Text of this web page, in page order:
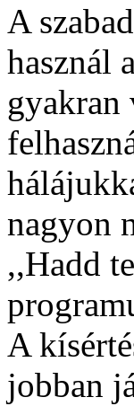
A
használ
gyakran
nagyon
,,Hadd
A
jobban